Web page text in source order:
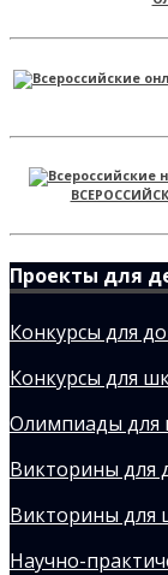
Проекты для
Конкурсы для
Конкурсы для
Олимпиады для
Викторины для
Викторины для
Научно-